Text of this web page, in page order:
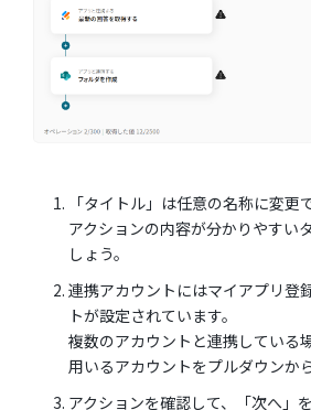
「タイトル」は任意の名称に変更
アクションの内容が分かりやすい
しょう。
連携アカウントにはマイアプリ登
トが設定されています。
複数のアカウントと連携している
用いるアカウントをプルダウンか
アクションを確認して、「次へ」を